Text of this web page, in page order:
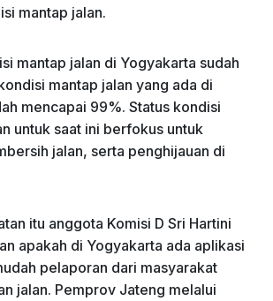
mantap jalan.
mantap jalan di Yogyakarta sudah
mantap jalan yang ada di
mencapai 99%. Status kondisi
untuk saat ini berfokus untuk
jalan, serta penghijauan di
itu anggota Komisi D Sri Hartini
apakah di Yogyakarta ada aplikasi
pelaporan dari masyarakat
jalan. Pemprov Jateng melalui